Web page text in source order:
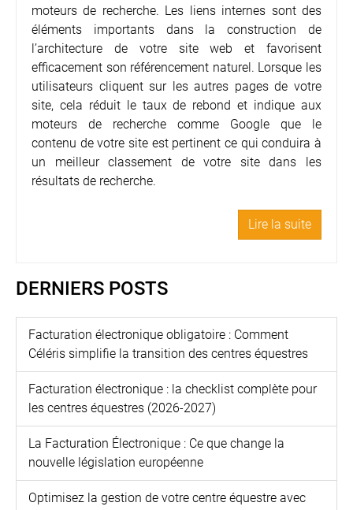
moteurs de recherche. Les liens internes sont des
éléments importants dans la construction de
l’architecture de votre site web et favorisent
efficacement son référencement naturel. Lorsque les
utilisateurs cliquent sur les autres pages de votre
site, cela réduit le taux de rebond et indique aux
moteurs de recherche comme Google que le
contenu de votre site est pertinent ce qui conduira à
un meilleur classement de votre site dans les
résultats de recherche.
Lire la suite
DERNIERS POSTS
Facturation électronique obligatoire : Comment
Céléris simplifie la transition des centres équestres
Facturation électronique : la checklist complète pour
les centres équestres (2026-2027)
La Facturation Électronique : Ce que change la
nouvelle législation européenne
Optimisez la gestion de votre centre équestre avec